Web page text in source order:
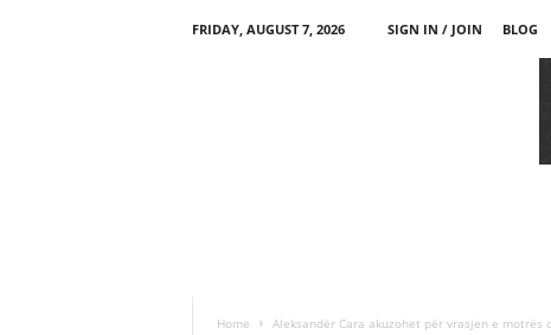
FRIDAY, AUGUST 7, 2026 SIGN IN / JOIN BLOG
Home Aleksandër Cara akuzohet për vrasjen e motrës